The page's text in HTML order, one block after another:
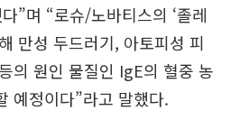
”며 “로슈/노바티스의 ‘졸레
만성 두드러기, 아토피성 피
의 원인 물질인 IgE의 혈중 농
예정이다”라고 말했다.